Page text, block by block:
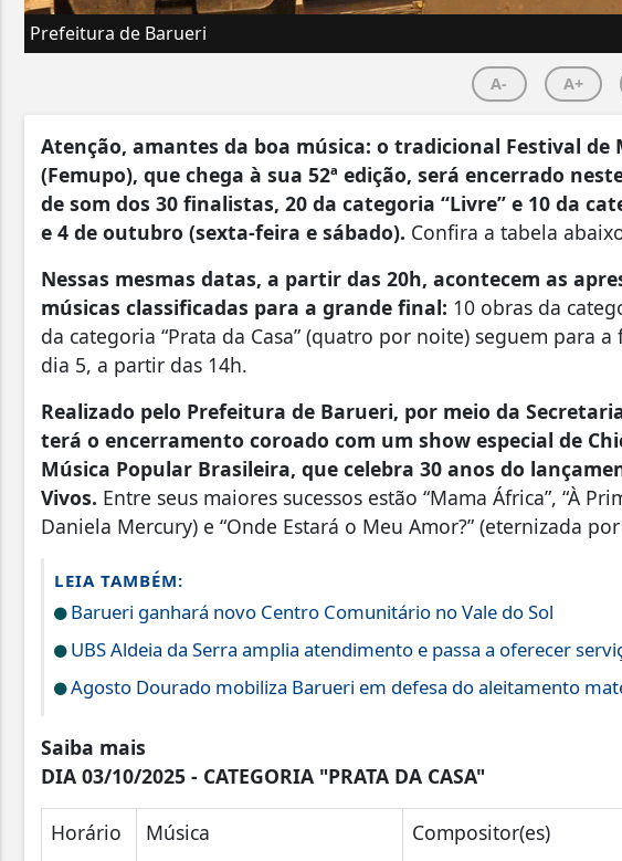
Prefeitura de Barueri
A- A+
Atenção, amantes da boa música: o tradicional Festival de
(Femupo), que chega à sua 52ª edição, será encerrado
de som dos 30 finalistas, 20 da categoria “Livre” e 10 da
e 4 de outubro (sexta-feira e sábado). Confira a tabela
Nessas mesmas datas, a partir das 20h, acontecem as
músicas classificadas para a grande final: 10 obras da
da categoria “Prata da Casa” (quatro por noite) seguem para
dia 5, a partir das 14h.
Realizado pelo Prefeitura de Barueri, por meio da
terá o encerramento coroado com um show especial de
Música Popular Brasileira, que celebra 30 anos do
Vivos. Entre seus maiores sucessos estão “Mama África”, “À
Daniela Mercury) e “Onde Estará o Meu Amor?” (eternizada
LEIA TAMBÉM:
Barueri ganhará novo Centro Comunitário no Vale do Sol
UBS Aldeia da Serra amplia atendimento e passa a oferecer
Agosto Dourado mobiliza Barueri em defesa do aleitamento
Saiba mais
DIA 03/10/2025 - CATEGORIA "PRATA DA CASA"
Horário Música Compositor(es)